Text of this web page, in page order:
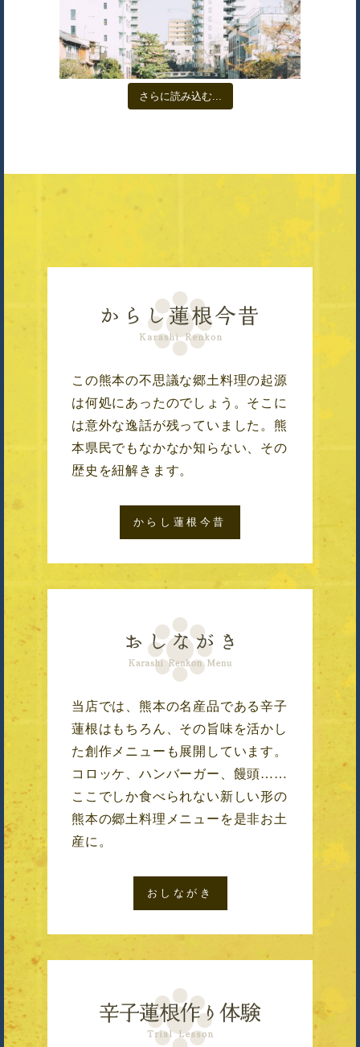
さらに読み込む...
この熊本の不思議な郷土料理の起源
は何処にあったのでしょう。そこに
は意外な逸話が残っていました。熊
本県民でもなかなか知らない、その
歴史を紐解きます。
からし蓮根今昔
当店では、熊本の名産品である辛子
蓮根はもちろん、その旨味を活かし
た創作メニューも展開しています。
コロッケ、ハンバーガー、饅頭……
ここでしか食べられない新しい形の
熊本の郷土料理メニューを是非お土
産に。
おしながき